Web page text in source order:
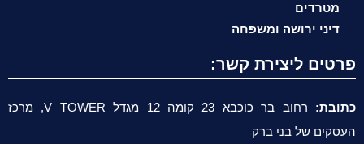
מטרדים
דיני ירושה ומשפחה
פרטים ליצירת קשר:
כתובת:
רחוב בר כוכבא 23 קומה 12 מגדל V TOWER, מרכז
העסקים של בני ברק